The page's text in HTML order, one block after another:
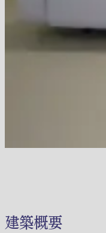
建築概要